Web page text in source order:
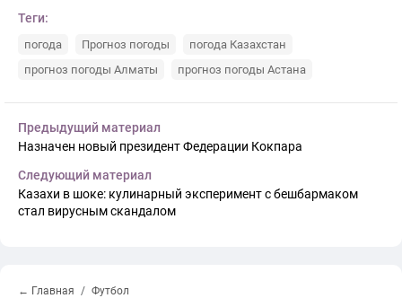
Теги:
погода Прогноз погоды
погода Казахстан
прогноз погоды Алматы
прогноз погоды Астана
Предыдущий материал
Назначен новый президент Федерации Кокпара
Следующий материал
Казахи в шоке: кулинарный эксперимент с бешбармаком
стал вирусным скандалом
← Главная Футбол